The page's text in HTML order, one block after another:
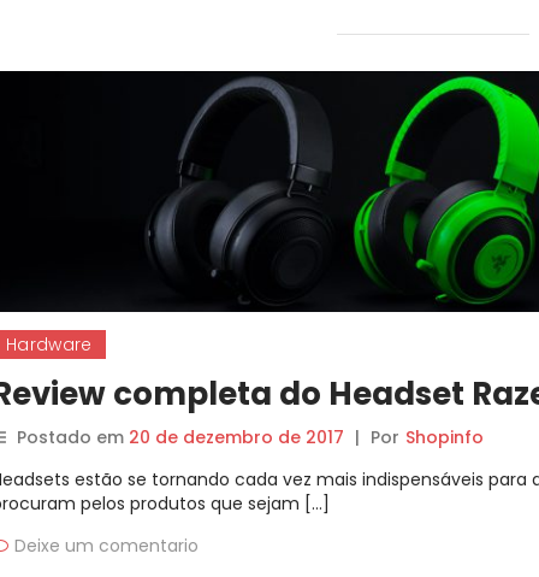
Hardware
completa do Headset
Postado em 20 de dezembro de 2017 | Por Shopinfo
estão se tornando cada vez mais indispensáveis para
pelos produtos que sejam […]
Deixe um comentario